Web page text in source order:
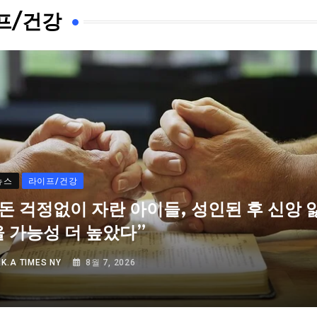
/건강
스 라이프/건강
걱정없이 자란 아이들, 성인된 후 신앙
가능성 더 높았다”
K.A TIMES NY 8월 7, 2026